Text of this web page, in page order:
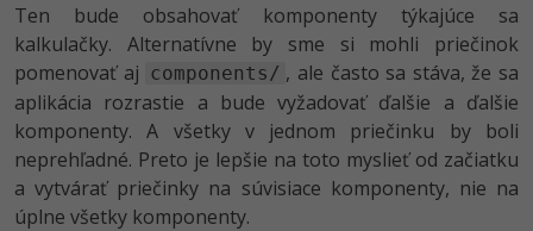
Ten bude obsahovať komponenty týkajúce sa
kalkulačky. Alternatívne by sme si mohli priečinok
pomenovať aj components/ , ale často sa stáva, že sa
aplikácia rozrastie a bude vyžadovať ďalšie a ďalšie
komponenty. A všetky v jednom priečinku by boli
neprehľadné. Preto je lepšie na toto myslieť od začiatku
a vytvárať priečinky na súvisiace komponenty, nie na
úplne všetky komponenty.